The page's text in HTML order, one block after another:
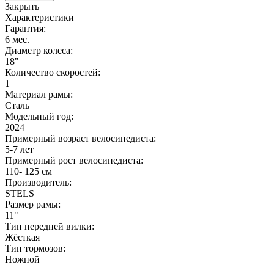
Закрыть
Характеристики
Гарантия:
6 мес.
Диаметр колеса:
18"
Количество скоростей:
1
Материал рамы:
Сталь
Модельный год:
2024
Примерный возраст велосипедиста:
5-7 лет
Примерный рост велосипедиста:
110- 125 см
Производитель:
STELS
Размер рамы:
11"
Тип передней вилки:
Жёсткая
Тип тормозов:
Ножной